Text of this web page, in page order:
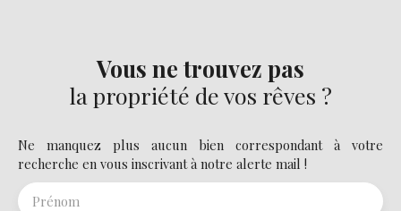
Vous ne trouvez pas
la propriété de vos rêves ?
Ne manquez plus aucun bien correspondant à votre
recherche en vous inscrivant à notre alerte mail !
Prénom